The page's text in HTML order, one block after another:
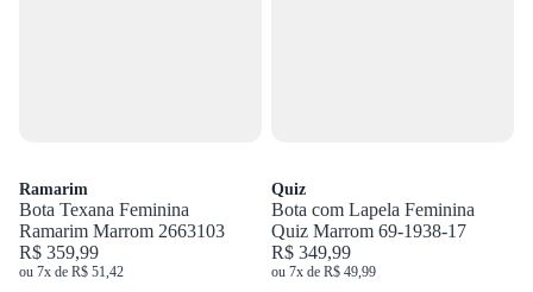
Ramarim
Bota Texana Feminina
Ramarim Marrom 2663103
R$ 359,99
ou 7x de R$ 51,42
Quiz
Bota com Lapela Feminina
Quiz Marrom 69-1938-17
R$ 349,99
ou 7x de R$ 49,99